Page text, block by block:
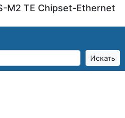
M2 TE Chipset-Ethernet